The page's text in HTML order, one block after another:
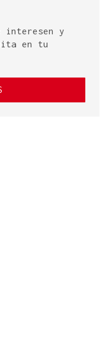
interesen y
en tu